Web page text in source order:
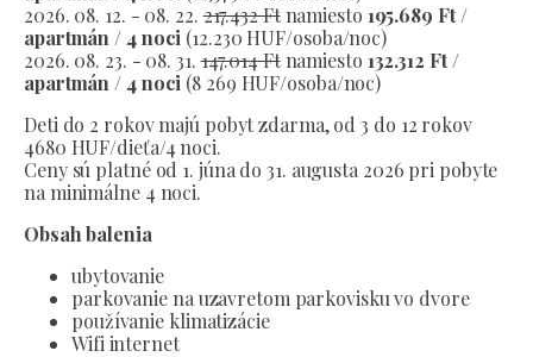
2026. 08. 12. - 08. 22.217.432 Ftnamiesto 195.689 Ft /
apartmán / 4 noci (12.230 HUF/osoba/noc)
2026. 08. 23. - 08. 31.147.014 Ftnamiesto 132.312 Ft /
apartmán / 4 noci (8 269 HUF/osoba/noc)
Deti do 2 rokov majú pobyt zdarma, od 3 do 12 rokov
4680 HUF/dieťa/4 noci.
Ceny sú platné od 1. júna do 31. augusta 2026 pri pobyte
na minimálne 4 noci.
Obsah balenia
ubytovanie
parkovanie na uzavretom parkovisku vo dvore
používanie klimatizácie
Wifi internet